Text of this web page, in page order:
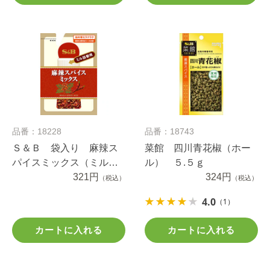
品番：18228
Ｓ＆Ｂ 袋入り 麻辣ス
パイスミックス（ミル詰
め替え用） ５.６ｇ
321円 （税込）
カートに入れる
品番：18743
菜館 四川青花椒（ホー
ル） ５.５ｇ
324円
（税込）
4.0 （1）
カートに入れる